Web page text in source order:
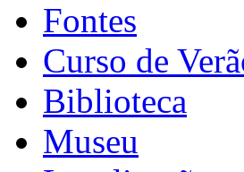
Fontes
Curso de
Biblioteca
Museu